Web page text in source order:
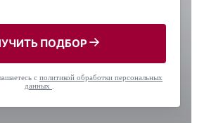
ПОДБОР
с политикой обработки персональных
данных